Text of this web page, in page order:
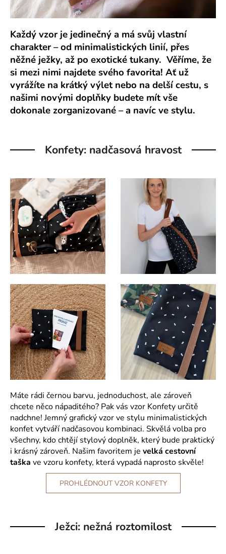
Každý vzor je jedinečný a má svůj vlastní
charakter – od minimalistických linií, přes
něžné ježky, až po exotické tukany. Věříme, že
si mezi nimi najdete svého favorita! Ať už
vyrážíte na krátký výlet nebo na delší cestu, s
našimi novými doplňky budete mít vše
dokonale zorganizované – a navíc ve stylu.
Konfety: nadčasová hravost
Máte rádi černou barvu, jednoduchost, ale zároveň
chcete něco nápaditého? Pak vás vzor Konfety určitě
nadchne! Jemný grafický vzor ve stylu minimalistických
konfet vytváří nadčasovou kombinaci. Skvělá volba pro
všechny, kdo chtějí stylový doplněk, který bude praktický
i krásný zároveň. Našim favoritem je velká cestovní
taška ve vzoru konfety, která vypadá naprosto skvěle!
PROHLÉDNOUT VZOR KONFETY
Ježci: nežná roztomilost